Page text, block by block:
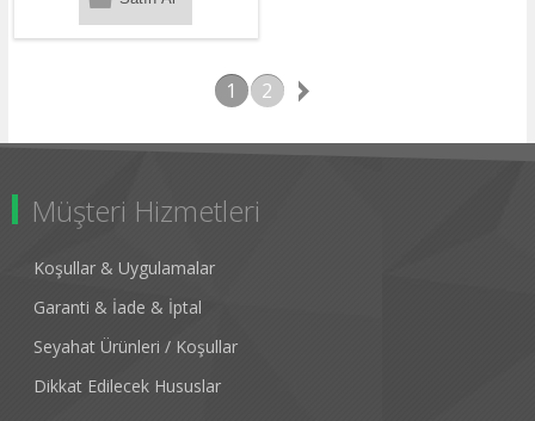
1 2
Müşteri Hizmetleri
Koşullar & Uygulamalar
Garanti & İade & İptal
Seyahat Ürünleri / Koşullar
Dikkat Edilecek Hususlar